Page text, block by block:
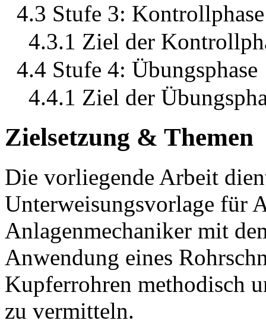
4.3 Stufe 3: Kontrollphase
4.3.1 Ziel der
4.4 Stufe 4: Übungsphase
4.4.1 Ziel der
Zielsetzung & Themen
Die vorliegende Arbeit
Unterweisungsvorlage für
Anlagenmechaniker mit
Anwendung eines
Kupferrohren methodisch
zu vermitteln.